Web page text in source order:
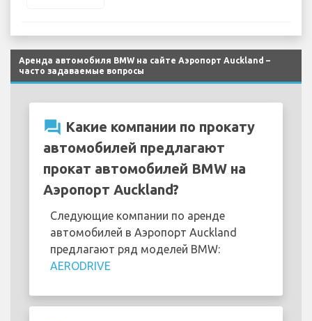
Аренда автомобиля BMW на сайте Аэропорт Auckland –
часто задаваемые вопросы
question_answer Какие компании по прокату
автомобилей предлагают
прокат автомобилей BMW на
Аэропорт Auckland?
Следующие компании по аренде
автомобилей в Аэропорт Auckland
предлагают ряд моделей BMW:
AERODRIVE